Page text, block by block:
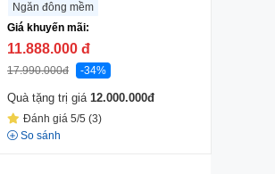
Ngăn đông mềm
Giá khuyến mãi:
11.888.000 đ
17.990.000đ -34%
Quà tặng trị giá 12.000.000đ
Đánh giá 5/5 (3)
So sánh